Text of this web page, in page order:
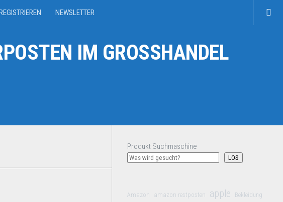
NEWSLETTER
IM GROSSHANDEL
Produkt Suchmaschine
LOS
Amazon amazon restposten apple Bekleidung